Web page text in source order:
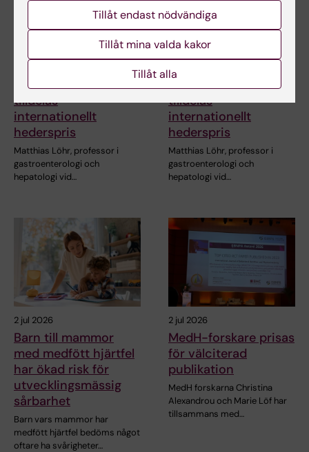
CLINTEC-professor
tilldelas
internationellt
hederspris
Matthias Löhr, professor i
gastroenterologi och
hepatologi vid…
3 jul 2026
CLINTEC-professor
tilldelas
internationellt
hederspris
Matthias Löhr, professor i
gastroenterologi och
hepatologi vid…
2 jul 2026
Barn till mammor
med medfött hjärtfel
har ökad risk för
utvecklingsmässig
sårbarhet
Barn vars mammor har
medfött hjärtfel bedöms något
oftare ha svårigheter…
2 jul 2026
MedH-forskare prisas
för välciterad
publikation
MedH forskarna Christina
Alexandrou och Marie Löf har
tillsammans med…
Tillåt endast nödvändiga
Tillåt mina valda kakor
Tillåt alla